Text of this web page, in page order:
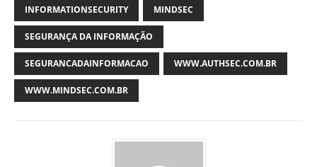
INFORMATIONSECURITY MINDSEC
SEGURANÇA DA INFORMAÇÃO
SEGURANCADAINFORMACAO WWW.AUTHSEC.COM.BR
WWW.MINDSEC.COM.BR